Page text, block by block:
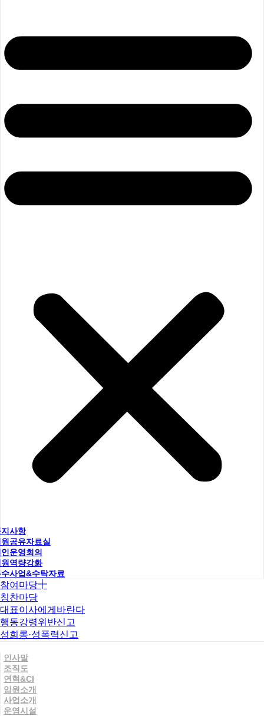
사항
공유자료실
운영회의
역량강화
사업&수탁자료
참여마당
칭찬마당
대표이사에게바란다
행동강령위반신고
성희롱·성폭력신고
인사말
조직도
연혁&CI
임원소개
사업소개
운영시설